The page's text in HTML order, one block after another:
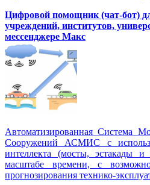
Цифровой помощник (чат-бот)
учреждений, институтов,
мессенджере Макс
Автоматизированная Система
Сооружений АСМИС с
интеллекта (мосты, эстакады
масштабе времени, с
прогнозирования технико-